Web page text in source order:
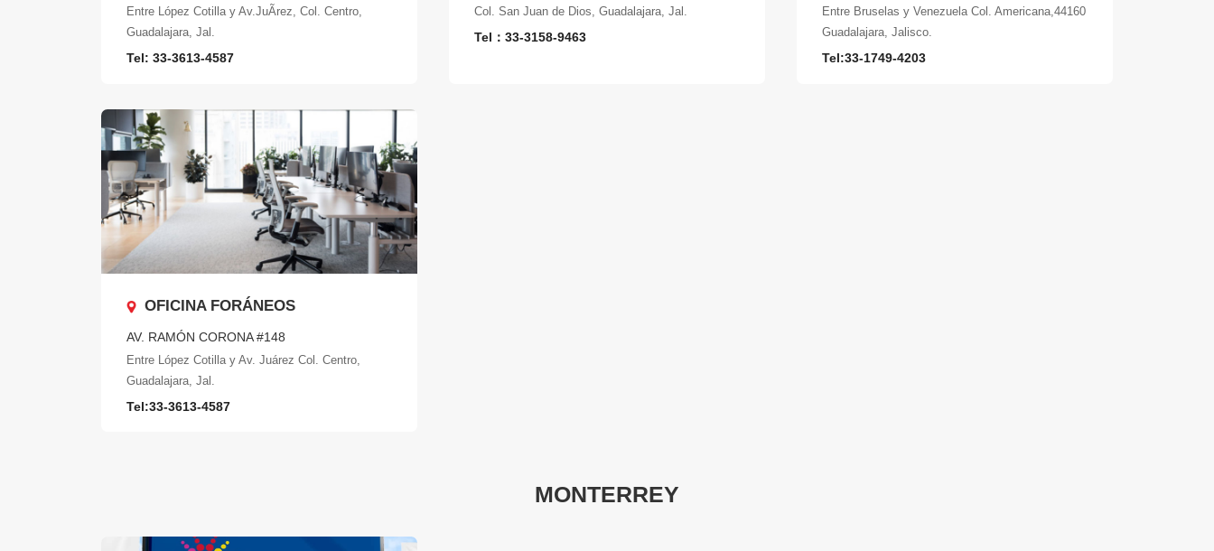
Entre López Cotilla y Av.JuÃrez, Col. Centro,
Guadalajara, Jal.
Tel: 33-3613-4587
Col. San Juan de Dios, Guadalajara, Jal.
Tel：33-3158-9463
Entre Bruselas y Venezuela Col. Americana,44160
Guadalajara, Jalisco.
Tel:33-1749-4203
OFICINA FORÁNEOS
AV. RAMÓN CORONA #148
Entre López Cotilla y Av. Juárez Col. Centro,
Guadalajara, Jal.
Tel:33-3613-4587
MONTERREY